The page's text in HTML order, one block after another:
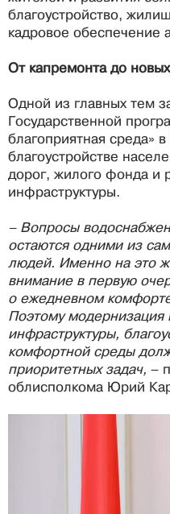
благоустройство,
кадровое обеспечение
От капремонта до
Одной из главных тем
Государственной
благоприятная среда»
благоустройстве
дорог, жилого фонда и
инфраструктуры.
– Вопросы
остаются одними из
людей. Именно на это
внимание в первую
о ежедневном
Поэтому модернизация
инфраструктуры,
комфортной среды
приоритетных задач, –
облисполкома Юрий